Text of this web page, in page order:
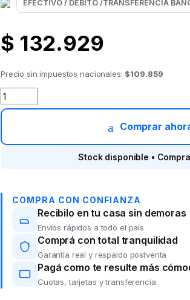
$ 132.929
Precio sin impuestos nacionales: $109.859
Biblioteca 5 espacios RICCHEZZE Mesina
Comprar
Stock disponible •
COMPRA CON CONFIANZA
Recibilo en tu casa sin demoras
Envíos rápidos a todo el país
Comprá con total tranquilidad
Garantía real y respaldo postventa
Pagá como te resulte más
Cuotas, tarjetas y transferencia